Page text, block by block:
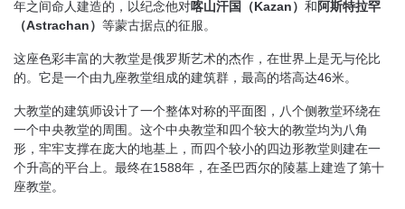
年之间命人建造的，以纪念他对喀山汗国（Kazan） 和阿斯特拉罕
（Astrachan） 等蒙古据点的征服。
这座色彩丰富的大教堂是俄罗斯艺术的杰作，在世界上是无与伦比
的。它是一个由九座教堂组成的建筑群，最高的塔高达46米。
大教堂的建筑师设计了一个整体对称的平面图，八个侧教堂环绕在
一个中央教堂的周围。这个中央教堂和四个较大的教堂均为八角
形，牢牢支撑在庞大的地基上，而四个较小的四边形教堂则建在一
个升高的平台上。最终在1588年，在圣巴西尔的陵墓上建造了第十
座教堂。